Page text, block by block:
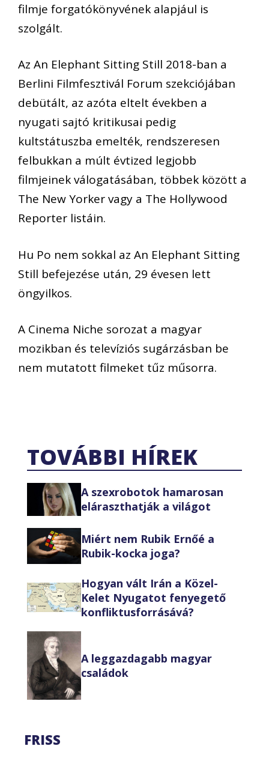
filmje forgatókönyvének alapjául is
szolgált.
Az An Elephant Sitting Still 2018-ban a
Berlini Filmfesztivál Forum szekciójában
debütált, az azóta eltelt években a
nyugati sajtó kritikusai pedig
kultstátuszba emelték, rendszeresen
felbukkan a múlt évtized legjobb
filmjeinek válogatásában, többek között a
The New Yorker vagy a The Hollywood
Reporter listáin.
Hu Po nem sokkal az An Elephant Sitting
Still befejezése után, 29 évesen lett
öngyilkos.
A Cinema Niche sorozat a magyar
mozikban és televíziós sugárzásban be
nem mutatott filmeket tűz műsorra.
TOVÁBBI HÍREK
A szexrobotok hamarosan
eláraszthatják a világot
Miért nem Rubik Ernőé a
Rubik-kocka joga?
Hogyan vált Irán a Közel-
Kelet Nyugatot fenyegető
konfliktusforrásává?
A leggazdagabb magyar
családok
FRISS